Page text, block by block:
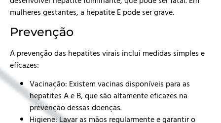
mulheres gestantes, a hepatite E pode ser grave.
Prevenção
A prevenção das hepatites virais inclui medidas simples e
eficazes:
Vacinação: Existem vacinas disponíveis para as
hepatites A e B, que são altamente eficazes na
prevenção dessas doenças.
Higiene: Lavar as mãos regularmente e garantir o